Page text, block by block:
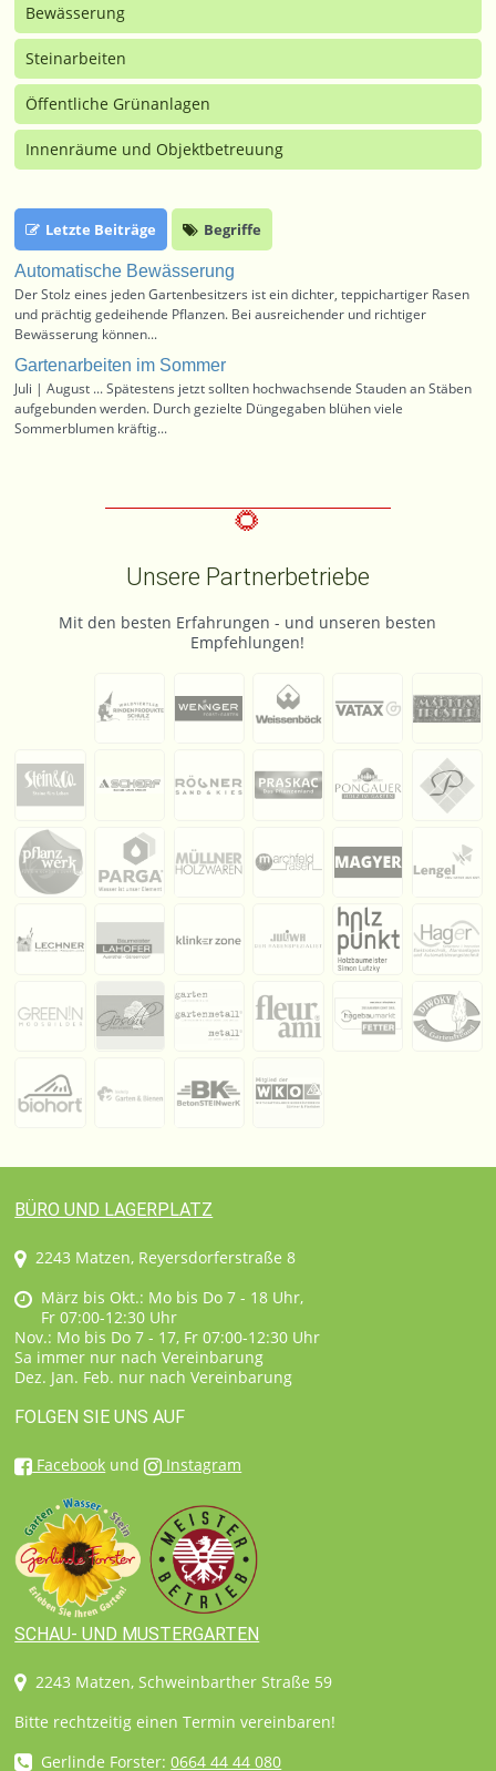
Bewässerung
Steinarbeiten
Öffentliche Grünanlagen
Innenräume und Objektbetreuung
Letzte Beiträge Begriffe
Automatische Bewässerung
Der Stolz eines jeden Gartenbesitzers ist ein dichter, teppichartiger Rasen
und prächtig gedeihende Pflanzen. Bei ausreichender und richtiger
Bewässerung können...
Gartenarbeiten im Sommer
Juli | August ... Spätestens jetzt sollten hochwachsende Stauden an Stäben
aufgebunden werden. Durch gezielte Düngegaben blühen viele
Sommerblumen kräftig...
Unsere Partnerbetriebe
Mit den besten Erfahrungen - und unseren besten
Empfehlungen!
BÜRO UND LAGERPLATZ
2243 Matzen, Reyersdorferstraße 8
März bis Okt.: Mo bis Do 7 - 18 Uhr,
Fr 07:00-12:30 Uhr
Nov.: Mo bis Do 7 - 17, Fr 07:00-12:30 Uhr
Sa immer nur nach Vereinbarung
Dez. Jan. Feb. nur nach Vereinbarung
FOLGEN SIE UNS AUF
Facebook und Instagram
SCHAU- UND MUSTERGARTEN
2243 Matzen, Schweinbarther Straße 59
Bitte rechtzeitig einen Termin vereinbaren!
Gerlinde Forster:0664 44 44 080